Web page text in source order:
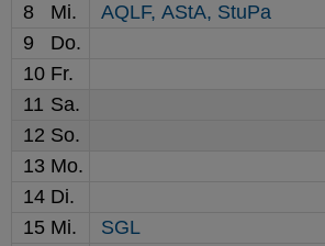
8
Mi. AQLF, AStA, StuPa
9
Do.
10 Fr.
11 Sa.
12 So.
13 Mo.
14 Di.
15 Mi.
SGL